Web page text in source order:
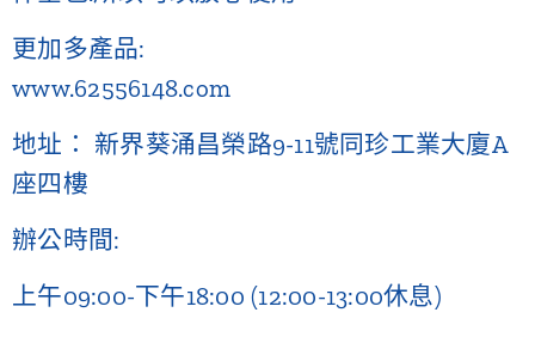
更加多產品:
www.62556148.com
地址： 新界葵涌昌榮路9-11號同珍工業大廈A
座四樓
辦公時間:
上午09:00-下午18:00(12:00-13:00休息)